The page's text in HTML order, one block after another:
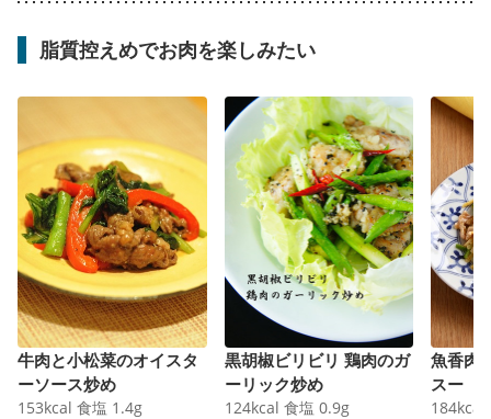
脂質控えめでお肉を楽しみたい
牛肉と小松菜のオイスタ
ーソース炒め
153kcal 食塩 1.4g
黒胡椒ビリビリ 鶏肉のガ
ーリック炒め
124kcal 食塩 0.9g
魚香肉
スー
184kcal